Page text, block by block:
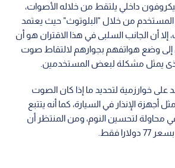
داخلي يلتقط من خلاله الأصوات،
من خلال "البلوتوث" حيث يعتمد
أن الجانب السلبى في هذا الاقتران هو أن
إلى وضع هواتفهم بجوارهم لالتقاط صوت
يمثل مشكلة لبعض المستخدمين.
على خوارزمية لتحديد ما إذا كان الصوت
أجهزة الإنذار في السيارة، كما أنه يتتبع
محاولة لتحسين النوم، ومن المنتظر أن
فقط.